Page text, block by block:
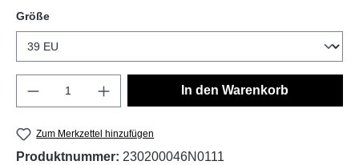
Größeauswählen
Produkt Anzahl: Gib den gewünschten
In den Warenkorb
Zum Merkzettel hinzufügen
Produktnummer: 230200046N0111